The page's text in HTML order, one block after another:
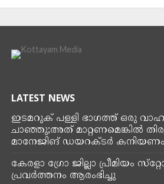
LATEST NEWS
ഇടമറുക് പള്ളി ഭാഗത്ത്‌ ഒരു
ചാഞ്ഞു;അത് മാറ്റണമെങ്കിൽ
മാനേജിങ് ഡയറക്ടർ
കേരളാ ഗ്രോ ജില്ലാ പ്രീമിയം
പ്രവർത്തനം ആരംഭിച്ചു